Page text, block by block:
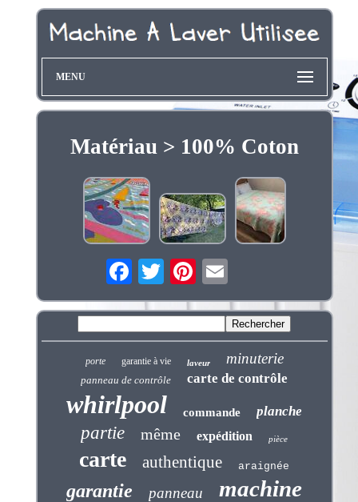
MENU
Matériau > 100% Coton
porte garantie à vie laveur minuterie
panneau de contrôle carte de contrôle
whirlpool commande planche
partie même expédition pièce
carte authentique araignée
garantie panneau machine